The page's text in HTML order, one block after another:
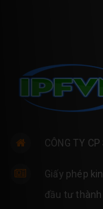
CÔNG TY
Giấy phép
đầu tư